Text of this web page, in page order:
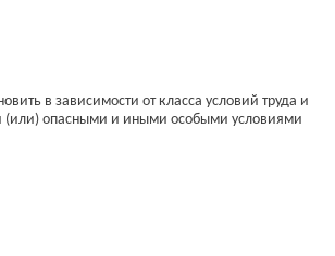
в зависимости от класса условий труда и
(или) опасными и иными особыми условиями